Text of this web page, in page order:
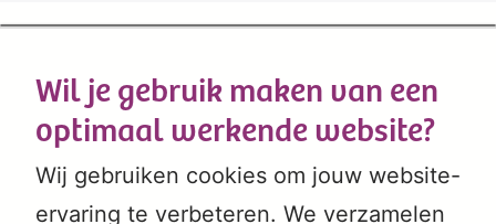
Wil je gebruik maken van een
optimaal werkende website?
Wij gebruiken cookies om jouw website-
ervaring te verbeteren. We verzamelen